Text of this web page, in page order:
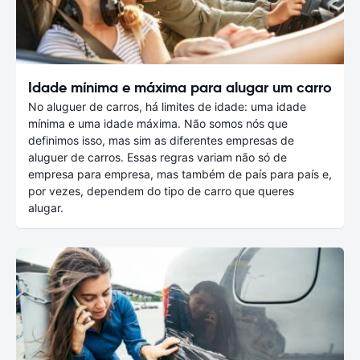
Idade mínima e máxima para alugar um carro
No aluguer de carros, há limites de idade: uma idade
mínima e uma idade máxima. Não somos nós que
definimos isso, mas sim as diferentes empresas de
aluguer de carros. Essas regras variam não só de
empresa para empresa, mas também de país para país e,
por vezes, dependem do tipo de carro que queres
alugar.